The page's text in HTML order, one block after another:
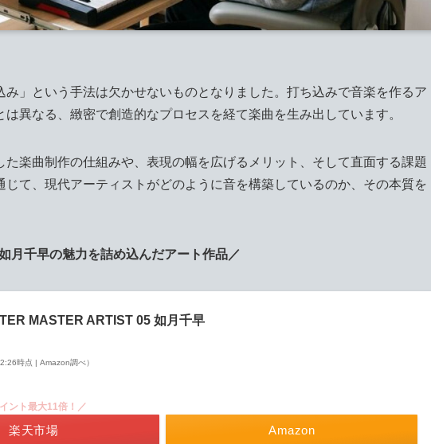
」という手法は欠かせないものとなりました。打ち込みで音楽を作るア
異なる、緻密で創造的なプロセスを経て楽曲を生み出しています。
楽曲制作の仕組みや、表現の幅を広げるメリット、そして直面する課題
て、現代アーティストがどのように音を構築しているのか、その本質を
月千早の魅力を詰め込んだアート作品／
MASTER ARTIST 05 如月千早
時点 | Amazon調べ）
Amazon
ント最大11倍！／
楽天市場